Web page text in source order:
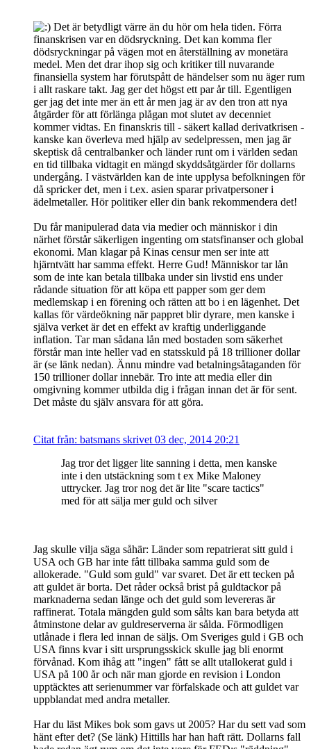
Det är betydligt värre än du hör om hela tiden. Förra
finanskrisen var en dödsryckning. Det kan komma fler
dödsryckningar på vägen mot en återställning av monetära
medel. Men det drar ihop sig och kritiker till nuvarande
finansiella system har förutspått de händelser som nu äger rum
i allt raskare takt. Jag ger det högst ett par år till. Egentligen
ger jag det inte mer än ett år men jag är av den tron att nya
åtgärder för att förlänga plågan mot slutet av decenniet
kommer vidtas. En finanskris till - säkert kallad derivatkrisen -
kanske kan överleva med hjälp av sedelpressen, men jag är
skeptisk då centralbanker och länder runt om i världen sedan
en tid tillbaka vidtagit en mängd skyddsåtgärder för dollarns
undergång. I västvärlden kan de inte upplysa befolkningen för
då spricker det, men i t.ex. asien sparar privatpersoner i
ädelmetaller. Hör politiker eller din bank rekommendera det!
Du får manipulerad data via medier och människor i din
närhet förstår säkerligen ingenting om statsfinanser och global
ekonomi. Man klagar på Kinas censur men ser inte att
hjärntvätt har samma effekt. Herre Gud! Människor tar lån
som de inte kan betala tillbaka under sin livstid ens under
rådande situation för att köpa ett papper som ger dem
medlemskap i en förening och rätten att bo i en lägenhet. Det
kallas för värdeökning när pappret blir dyrare, men kanske i
själva verket är det en effekt av kraftig underliggande
inflation. Tar man sådana lån med bostaden som säkerhet
förstår man inte heller vad en statsskuld på 18 trillioner dollar
är (se länk nedan). Ännu mindre vad betalningsåtaganden för
150 trillioner dollar innebär. Tro inte att media eller din
omgivning kommer utbilda dig i frågan innan det är för sent.
Det måste du själv ansvara för att göra.
Citat från: batsmans skrivet 03 dec, 2014 20:21
Jag tror det ligger lite sanning i detta, men kanske
inte i den utstäckning som t ex Mike Maloney
uttrycker. Jag tror nog det är lite "scare tactics"
med för att sälja mer guld och silver
Jag skulle vilja säga såhär: Länder som repatrierat sitt guld i
USA och GB har inte fått tillbaka samma guld som de
allokerade. "Guld som guld" var svaret. Det är ett tecken på
att guldet är borta. Det råder också brist på guldtackor på
marknaderna sedan länge och det guld som levereras är
raffinerat. Totala mängden guld som sålts kan bara betyda att
åtminstone delar av guldreserverna är sålda. Förmodligen
utlånade i flera led innan de säljs. Om Sveriges guld i GB och
USA finns kvar i sitt ursprungsskick skulle jag bli enormt
förvånad. Kom ihåg att "ingen" fått se allt utallokerat guld i
USA på 100 år och när man gjorde en revision i London
upptäcktes att serienummer var förfalskade och att guldet var
uppblandat med andra metaller.
Har du läst Mikes bok som gavs ut 2005? Har du sett vad som
hänt efter det? (Se länk) Hittills har han haft rätt. Dollarns fall